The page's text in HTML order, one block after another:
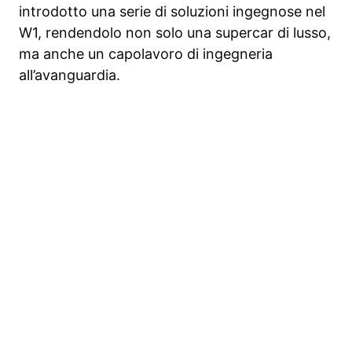
introdotto una serie di soluzioni ingegnose nel
W1, rendendolo non solo una supercar di lusso,
ma anche un capolavoro di ingegneria
all’avanguardia.